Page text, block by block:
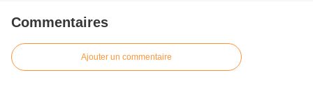
Commentaires
Ajouter un commentaire